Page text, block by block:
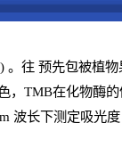
) 。往 预先包被植物
， TMB在化物酶
波长下测定吸光度